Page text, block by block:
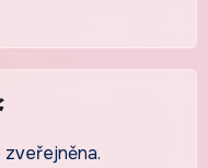
zveřejněna.